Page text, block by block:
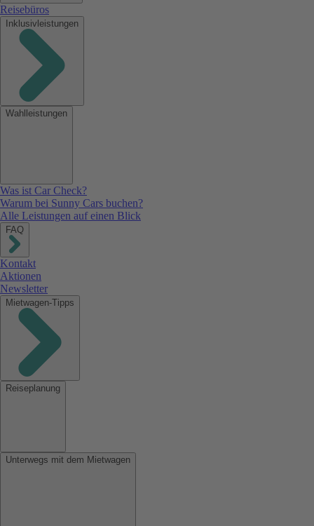
Reisebüros
Inklusivleistungen
Wahlleistungen
Was ist Car Check?
Warum bei Sunny Cars buchen?
Alle Leistungen auf einen Blick
FAQ
Kontakt
Aktionen
Newsletter
Mietwagen-Tipps
Reiseplanung
Unterwegs mit dem Mietwagen